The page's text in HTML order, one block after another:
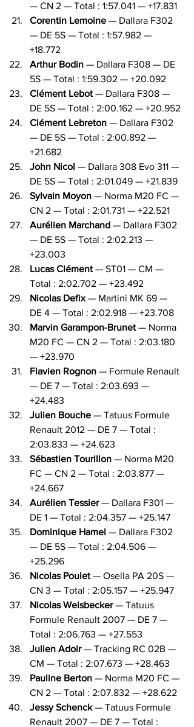
— CN 2 — Total : 1:57.041 — +17.831
Corentin Lemoine — Dallara F302
— DE 5S — Total : 1:57.982 —
+18.772
Arthur Bodin — Dallara F308 — DE
5S — Total : 1:59.302 — +20.092
Clément Lebot — Dallara F308 —
DE 5S — Total : 2:00.162 — +20.952
Clément Lebreton — Dallara F302
— DE 5S — Total : 2:00.892 —
+21.682
John Nicol — Dallara 308 Evo 311 —
DE 5S — Total : 2:01.049 — +21.839
Sylvain Moyon — Norma M20 FC —
CN 2 — Total : 2:01.731 — +22.521
Aurélien Marchand — Dallara F302
— DE 5S — Total : 2:02.213 —
+23.003
Lucas Clément — ST01 — CM —
Total : 2:02.702 — +23.492
Nicolas Defix — Martini MK 69 —
DE 4 — Total : 2:02.918 — +23.708
Marvin Garampon-Brunet — Norma
M20 FC — CN 2 — Total : 2:03.180
— +23.970
Flavien Rognon — Formule Renault
— DE 7 — Total : 2:03.693 —
+24.483
Julien Bouche — Tatuus Formule
Renault 2012 — DE 7 — Total :
2:03.833 — +24.623
Sébastien Tourillon — Norma M20
FC — CN 2 — Total : 2:03.877 —
+24.667
Aurélien Tessier — Dallara F301 —
DE 1 — Total : 2:04.357 — +25.147
Dominique Hamel — Dallara F302
— DE 5S — Total : 2:04.506 —
+25.296
Nicolas Poulet — Osella PA 20S —
CN 3 — Total : 2:05.157 — +25.947
Nicolas Weisbecker — Tatuus
Formule Renault 2007 — DE 7 —
Total : 2:06.763 — +27.553
Julien Adoir — Tracking RC 02B —
CM — Total : 2:07.673 — +28.463
Pauline Berton — Norma M20 FC —
CN 2 — Total : 2:07.832 — +28.622
Jessy Schenck — Tatuus Formule
Renault 2007 — DE 7 — Total :